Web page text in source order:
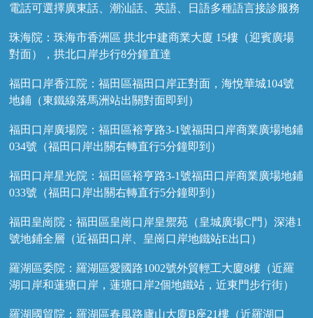
電話可選擇廣東話、潮汕話、英語、日語多種語言接診服務
珠海院：珠海市香洲區 拱北中建商業大廈 15樓（迎賓廣場
對面），拱北口岸步行8分鐘直達
福田口岸香江院：福田區福田口岸正對面，海悅華城104號
地鋪（東鐵線落馬洲站出關對面即到）
福田口岸廣場院：福田區裕亨路3-1號福田口岸商業廣場地鋪
034號（福田口岸出關右轉直行5分鐘即到）
福田口岸星光院：福田區裕亨路3-1號福田口岸商業廣場地鋪
033號（福田口岸出關右轉直行5分鐘即到）
福田皇崗院：福田區皇崗口岸皇禦苑（皇城廣場C門）深港1
號地鋪全層（近福田口岸、皇崗口岸地鐵站E出口）
羅湖區委院：羅湖區愛國路1002號外貿輕工大廈8樓（近羅
湖口岸和蓮塘口岸，蓮塘口岸2個地鐵站，近東門步行街）
羅湖國貿院：羅湖區春風路廬山大廈B座21樓（近羅湖口